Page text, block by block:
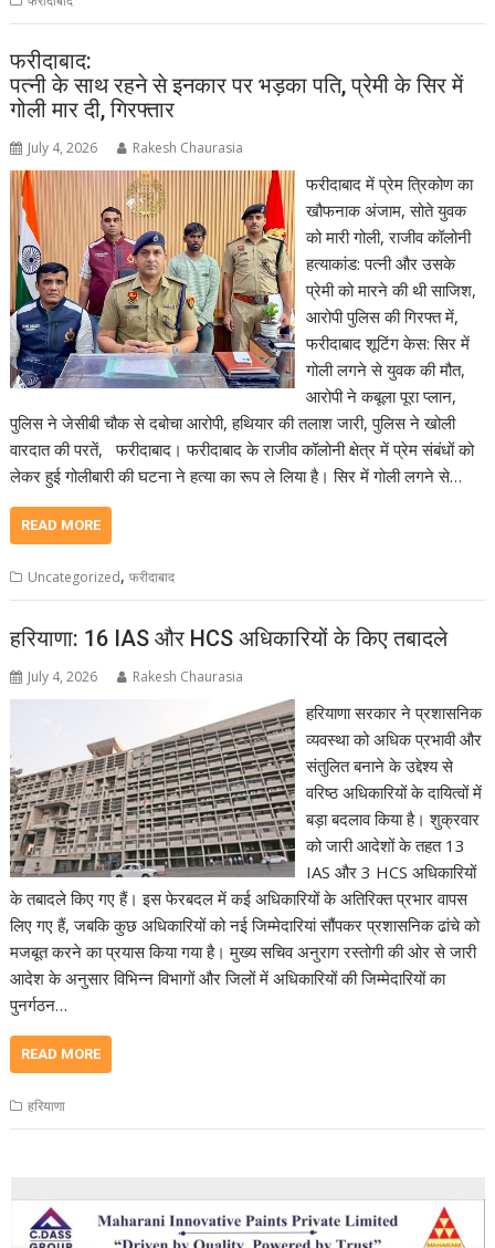
फरीदाबाद:
पत्नी के साथ रहने से इनकार पर भड़का पति, प्रेमी के सिर में
गोली मार दी, गिरफ्तार
July 4, 2026 Rakesh Chaurasia
फरीदाबाद में प्रेम त्रिकोण का
खौफनाक अंजाम, सोते युवक
को मारी गोली, राजीव कॉलोनी
हत्याकांड: पत्नी और उसके
प्रेमी को मारने की थी साजिश,
आरोपी पुलिस की गिरफ्त में,
फरीदाबाद शूटिंग केस: सिर में
गोली लगने से युवक की मौत,
आरोपी ने कबूला पूरा प्लान,
पुलिस ने जेसीबी चौक से दबोचा आरोपी, हथियार की तलाश जारी, पुलिस ने खोली
वारदात की परतें, फरीदाबाद। फरीदाबाद के राजीव कॉलोनी क्षेत्र में प्रेम संबंधों को
लेकर हुई गोलीबारी की घटना ने हत्या का रूप ले लिया है। सिर में गोली लगने से…
READ MORE
Uncategorized,फरीदाबाद
हरियाणा: 16 IAS और HCS अधिकारियों के किए तबादले
July 4, 2026 Rakesh Chaurasia
हरियाणा सरकार ने प्रशासनिक
व्यवस्था को अधिक प्रभावी और
संतुलित बनाने के उद्देश्य से
वरिष्ठ अधिकारियों के दायित्वों में
बड़ा बदलाव किया है। शुक्रवार
को जारी आदेशों के तहत 13
IAS और 3 HCS अधिकारियों
के तबादले किए गए हैं। इस फेरबदल में कई अधिकारियों के अतिरिक्त प्रभार वापस
लिए गए हैं, जबकि कुछ अधिकारियों को नई जिम्मेदारियां सौंपकर प्रशासनिक ढांचे को
मजबूत करने का प्रयास किया गया है। मुख्य सचिव अनुराग रस्तोगी की ओर से जारी
आदेश के अनुसार विभिन्न विभागों और जिलों में अधिकारियों की जिम्मेदारियों का
पुनर्गठन…
READ MORE
हरियाणा